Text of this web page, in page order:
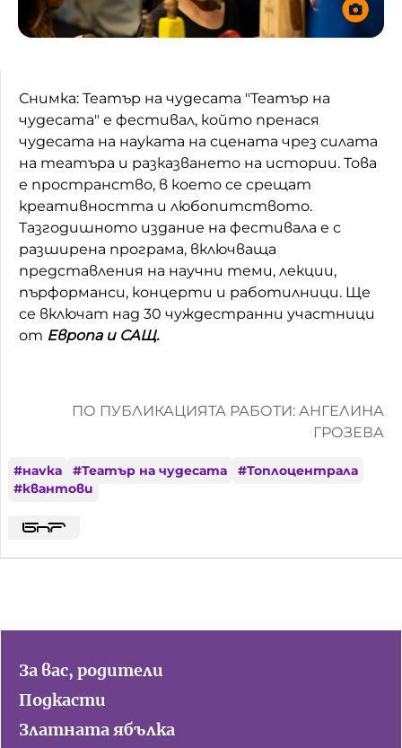
Снимка: Театър на чудесата "Театър на
чудесата" е фестивал, който пренася
чудесата на науката на сцената чрез силата
на театъра и разказването на истории. Това
е пространство, в което се срещат
креативността и любопитството.
Тазгодишното издание на фестивала е с
разширена програма, включваща
представления на научни теми, лекции,
пърформанси, концерти и работилници. Ще
се включат над 30 чуждестранни участници
от Европа и САЩ.
ПО ПУБЛИКАЦИЯТА РАБОТИ: АНГЕЛИНА
ГРОЗЕВА
#наука #Театър на чудесата #Топлоцентрала
#квантови
За вас, родители
Подкасти
Златната ябълка